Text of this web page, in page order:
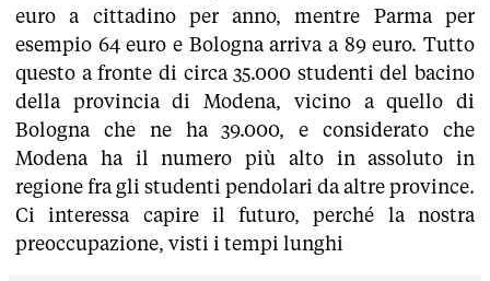
euro a cittadino per anno, mentre Parma per
esempio 64 euro e Bologna arriva a 89 euro. Tutto
questo a fronte di circa 35.000 studenti del bacino
della provincia di Modena, vicino a quello di
Bologna che ne ha 39.000, e considerato che
Modena ha il numero più alto in assoluto in
regione fra gli studenti pendolari da altre province.
Ci interessa capire il futuro, perché la nostra
preoccupazione, visti i tempi lunghi